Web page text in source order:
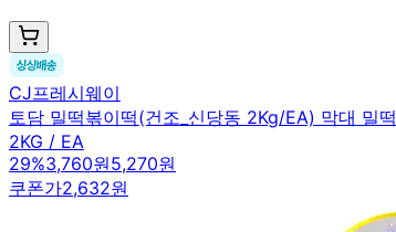
CJ프레시웨이
토담 밀떡볶이떡(건조_신당동 2Kg/EA) 막대 밀떡
2KG / EA
29%3,760원5,270원
쿠폰가2,632원